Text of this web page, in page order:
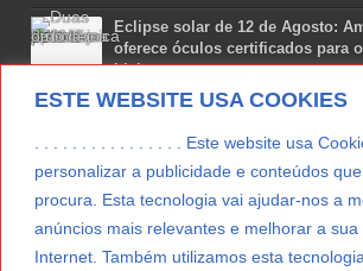
ESTE WEBSITE USA COOKIES
. . . . . . . . . . . . . . . . Este website usa
personalizar a publicidade e conteúdos
procura. Esta tecnologia vai ajudar-nos a
anúncios mais relevantes e melhorar a sua
Internet. Também utilizamos esta
Eclipse solar de 12 de Agosto:
oferece óculos certificados para
Lisboa
Agosto 7, 2026
Lua Afonso vence prémio
Agosto 7, 2026
Preparar o carro para as férias de
Agosto 5, 2026